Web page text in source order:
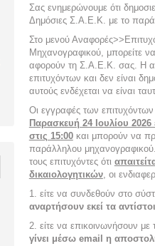
Σας ενημερώνουμε ότι
Δημόσιες Σ.Α.Ε.Κ. με το
Στο μενού
Μηχανογραφικού, μπορείτε
αφορούν τη Σ.Α.Ε.Κ. σας. Η
επιτυχόντων και δεν είναι
αυτούς ενδέχεται να είναι
Οι εγγραφές των
Παρασκευή 24 Ιουλίου
στις 15:00και μπορούν να
παράλληλου
τους επιτυχόντες ότι
δικαιολογητικών, οι
1. είτε να συνδεθούν στο
αναρτήσουν εκεί τα
2. είτε να επικοινωνήσουν
γίνει μέσω email η